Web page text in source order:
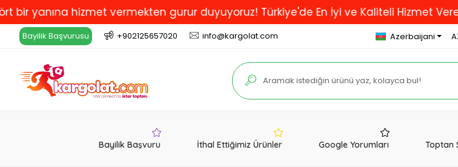
hizmet vermekten gurur duyuyoruz! Türkiye'de En İyi ve Kaliteli Hizmet Veren XML
Bayilik Başvurusu +902125657020 info@kargolat.com Azerbaijani
Bayilik Başvuru İthal Ettiğimiz Ürünler Google Yorumları Toptan